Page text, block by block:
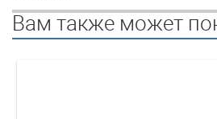
Вам также может